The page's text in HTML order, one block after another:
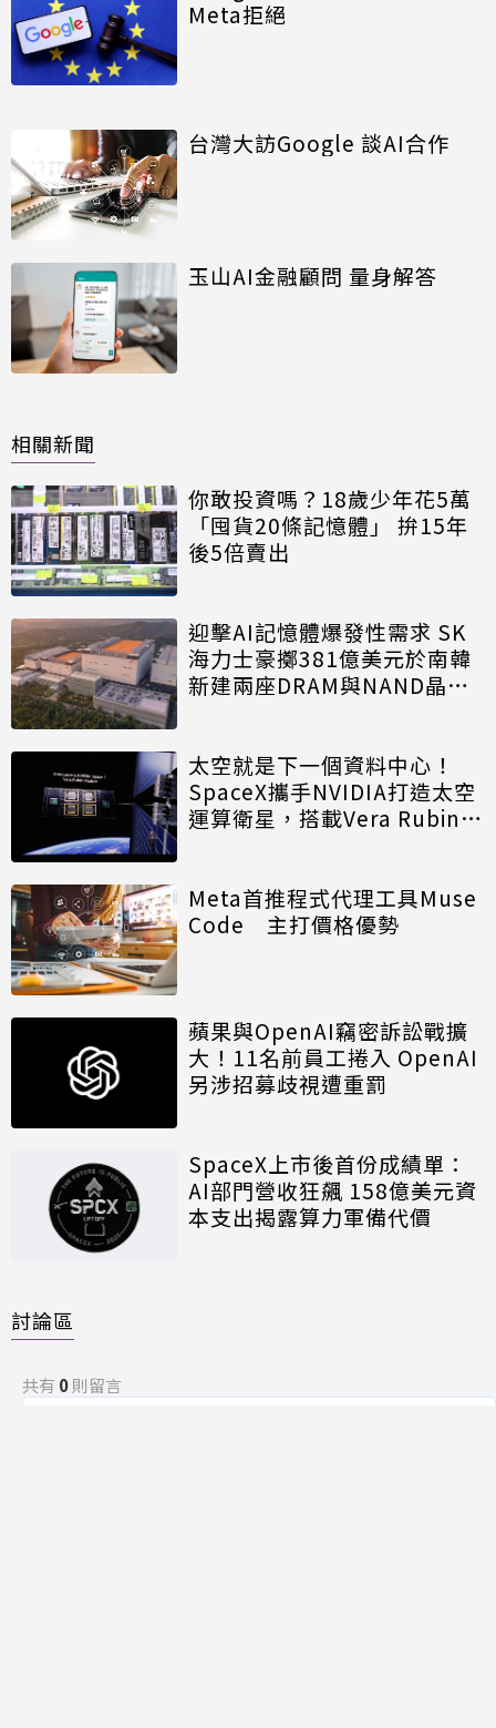
Meta拒絕
台灣大訪Google 談AI合作
玉山AI金融顧問 量身解答
相關新聞
你敢投資嗎？18歲少年花5萬
「囤貨20條記憶體」 拚15年
後5倍賣出
迎擊AI記憶體爆發性需求 SK
海力士豪擲381億美元於南韓
新建兩座DRAM與NAND晶圓
太空就是下一個資料中心！
SpaceX攜手NVIDIA打造太空
運算衛星，搭載Vera Rubin運
Meta首推程式代理工具Muse
Code 主打價格優勢
蘋果與OpenAI竊密訴訟戰擴
大！11名前員工捲入 OpenAI
另涉招募歧視遭重罰
SpaceX上市後首份成績單：
AI部門營收狂飆 158億美元資
本支出揭露算力軍備代價
討論區
共有 0則留言